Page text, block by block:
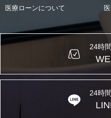
医療ローンについて
24時
24時